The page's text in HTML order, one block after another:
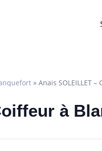
» Anais SOLEILLET
à